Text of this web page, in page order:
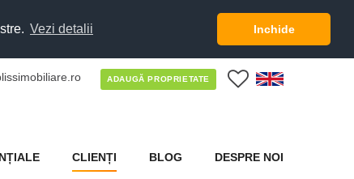
Vezi detalii Inchide
ADAUGĂ PROPRIETATE
CLIENȚI BLOG DESPRE NOI